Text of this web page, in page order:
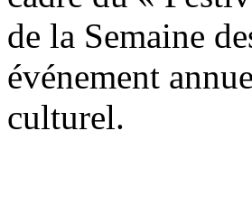
de la Semaine
événement
culturel.